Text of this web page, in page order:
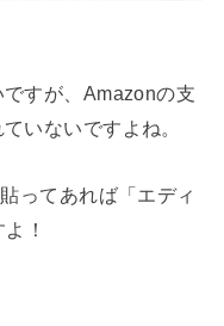
すが、Amazonの支
いないですよね。
ってあれば「エディ
！